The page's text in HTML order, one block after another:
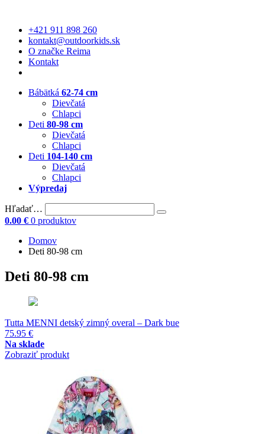
+421 911 898 260
kontakt@outdoorkids.sk
O značke Reima
Kontakt
Bábätká 62-74 cm
Dievčatá
Chlapci
Deti 80-98 cm
Dievčatá
Chlapci
Deti 104-140 cm
Dievčatá
Chlapci
Výpredaj
Hľadať…
0.00 € 0 produktov
Domov
Deti 80-98 cm
Deti 80-98 cm
Tutta MENNI detský zimný overal – Dark bue
75.95 €
Na sklade
Zobraziť produkt